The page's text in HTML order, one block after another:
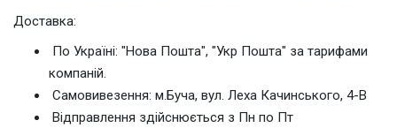
Доставка:
По Україні: "Нова Пошта", "Укр Пошта" за тарифами
компаній.
Cамовивезення: м.Буча, вул. Леха Качинського, 4-В
Відправлення здійснюється з Пн по Пт